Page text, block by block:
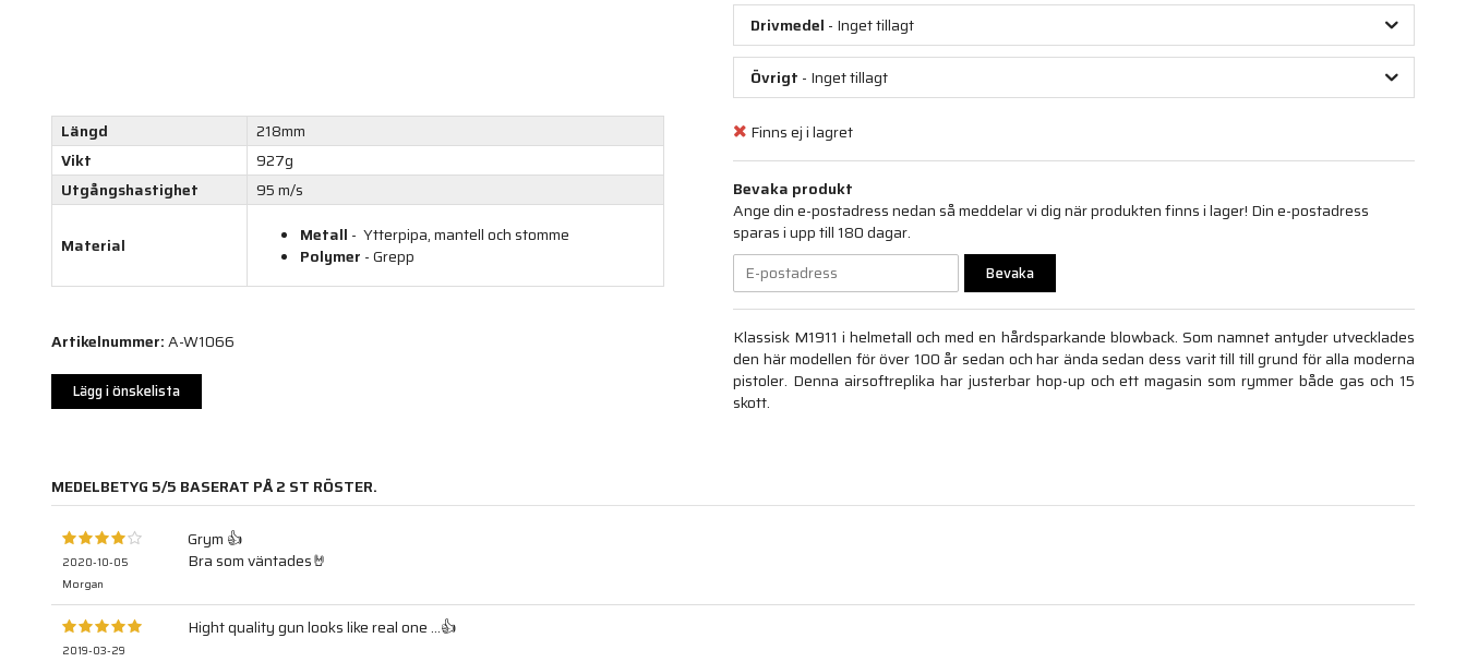
Drivmedel - Inget tillagt
Övrigt - Inget tillagt
Finns ej i lagret
Bevaka produkt
Ange din e-postadress nedan så meddelar vi dig när produkten finns i lager! Din e-postadress
sparas i upp till 180 dagar.
Bevaka
Klassisk M1911 i helmetall och med en hårdsparkande blowback. Som namnet antyder utvecklades
den här modellen för över 100 år sedan och har ända sedan dess varit till till grund för alla moderna
pistoler. Denna airsoftreplika har justerbar hop-up och ett magasin som rymmer både gas och 15
skott.
Längd
218mm
Vikt
927g
Utgångshastighet
95 m/s
Material Metall - Ytterpipa, mantell och stomme
Polymer - Grepp
Artikelnummer:A-W1066
Lägg i önskelista
MEDELBETYG 5/5 BASERAT PÅ2 ST RÖSTER.
2020-10-05
Morgan
Grym 👍
Bra som väntades🤘
2019-03-29
Hight quality gun looks like real one ...👍